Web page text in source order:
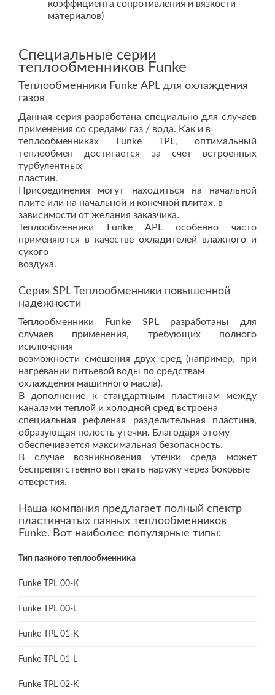
коэффициента сопротивления и вязкости
материалов)
Специальные серии
теплообменников Funke
Теплообменники Funke APL для охлаждения
газов
Данная серия разработана специально для случаев
применения со средами газ / вода. Как и в
теплообменниках Funke TPL, оптимальный
теплообмен достигается за счет встроенных
турбулентных
пластин.
Присоединения могут находиться на начальной
плите или на начальной и конечной плитах, в
зависимости от желания заказчика.
Теплообменники Funke APL особенно часто
применяются в качестве охладителей влажного и
сухого
воздуха.
Серия SPL Теплообменники повышенной
надежности
Теплообменники Funke SPL разработаны для
случаев применения, требующих полного
исключения
возможности смешения двух сред (например, при
нагревании питьевой воды по средствам
охлаждения машинного масла).
В дополнение к стандартным пластинам между
каналами теплой и холодной сред встроена
специальная рефленая разделительная пластина,
образующая полость утечки. Благодаря этому
обеспечивается максимальная безопасность.
В случае возникновения утечки среда может
беспрепятственно вытекать наружу через боковые
отверстия.
Наша компания предлагает полный спектр
пластинчатых паяных теплообменников
Funke. Вот наиболее популярные типы:
Тип паяного теплообменника
Funke TPL 00-K
Funke TPL 00-L
Funke TPL 01-K
Funke TPL 01-L
Funke TPL 02-K